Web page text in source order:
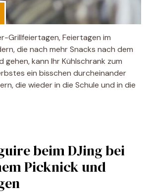
Grillfeiertagen, Feiertagen im
die nach mehr Snacks nach dem
gehen, kann Ihr Kühlschrank zum
ein bisschen durcheinander
die wieder in die Schule und in die
beim DJing bei
Picknick und